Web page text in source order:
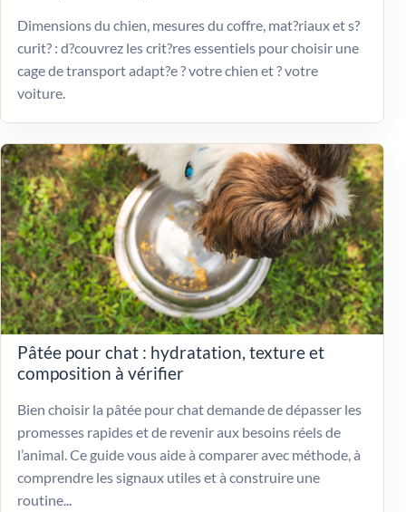
Dimensions du chien, mesures du coffre, mat?riaux et s?
curit? : d?couvrez les crit?res essentiels pour choisir une
cage de transport adapt?e ? votre chien et ? votre
voiture.
Pâtée pour chat : hydratation, texture et
composition à vérifier
Bien choisir la pâtée pour chat demande de dépasser les
promesses rapides et de revenir aux besoins réels de
l’animal. Ce guide vous aide à comparer avec méthode, à
comprendre les signaux utiles et à construire une
routine...